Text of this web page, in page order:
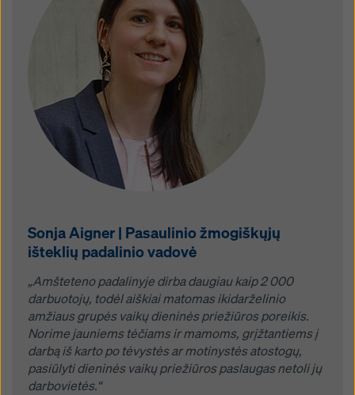
Sonja Aigner | Pasaulinio žmogiškųjų
išteklių padalinio vadovė
„Amšteteno padalinyje dirba daugiau kaip 2 000
darbuotojų, todėl aiškiai matomas ikidarželinio
amžiaus grupės vaikų dieninės priežiūros poreikis.
Norime jauniems tėčiams ir mamoms, grįžtantiems į
darbą iš karto po tėvystės ar motinystės atostogų,
pasiūlyti dieninės vaikų priežiūros paslaugas netoli jų
darbovietės.“